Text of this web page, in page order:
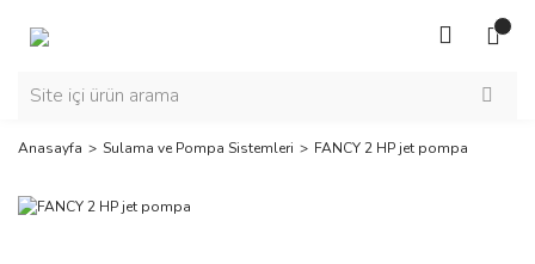
Anasayfa Sulama ve Pompa Sistemleri FANCY 2 HP jet pompa